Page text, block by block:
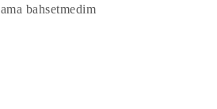
ama bahsetmedim